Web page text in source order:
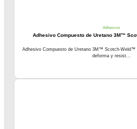
Adhesivos
Adhesivo Compuesto de Uretano 3M™
Adhesivo Compuesto de Uretano 3M™ Scotch-Weld™
deforma y resist...